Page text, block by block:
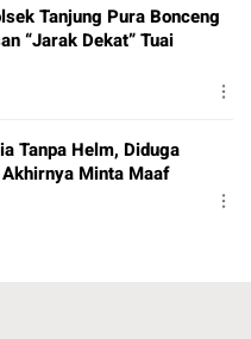
Tanjung Pura Bonceng
“Jarak Dekat” Tuai
Tanpa Helm, Diduga
Minta Maaf